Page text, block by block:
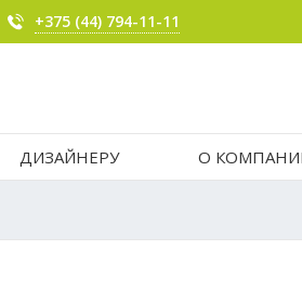
+375 (44) 794-11-11
ДИЗАЙНЕРУ О